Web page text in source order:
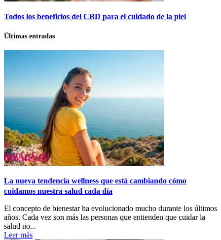
Todos los beneficios del CBD para el cuidado de la piel
Últimas entradas
La nueva tendencia wellness que está cambiando cómo
cuidamos nuestra salud cada día
El concepto de bienestar ha evolucionado mucho durante los últimos
años. Cada vez son más las personas que entienden que cuidar la
salud no...
Leer más